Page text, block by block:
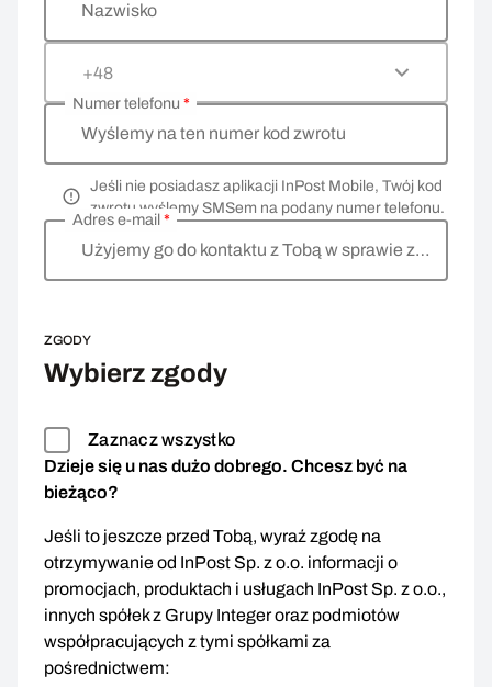
Nazwisko
+48
Wyślemy na ten numer kod zwrotu
Numer telefonu *
Jeśli nie posiadasz aplikacji InPost Mobile, Twój kod
zwrotu wyślemy SMSem na podany numer telefonu.
Użyjemy go do kontaktu z Tobą w sprawie zwrotu
Adres e-mail *
ZGODY
Wybierz zgody
Zaznacz wszystko
Dzieje się u nas dużo dobrego. Chcesz być na
bieżąco?
Jeśli to jeszcze przed Tobą, wyraź zgodę na
otrzymywanie od InPost Sp. z o.o. informacji o
promocjach, produktach i usługach InPost Sp. z o.o.,
innych spółek z Grupy Integer oraz podmiotów
współpracujących z tymi spółkami za
pośrednictwem: